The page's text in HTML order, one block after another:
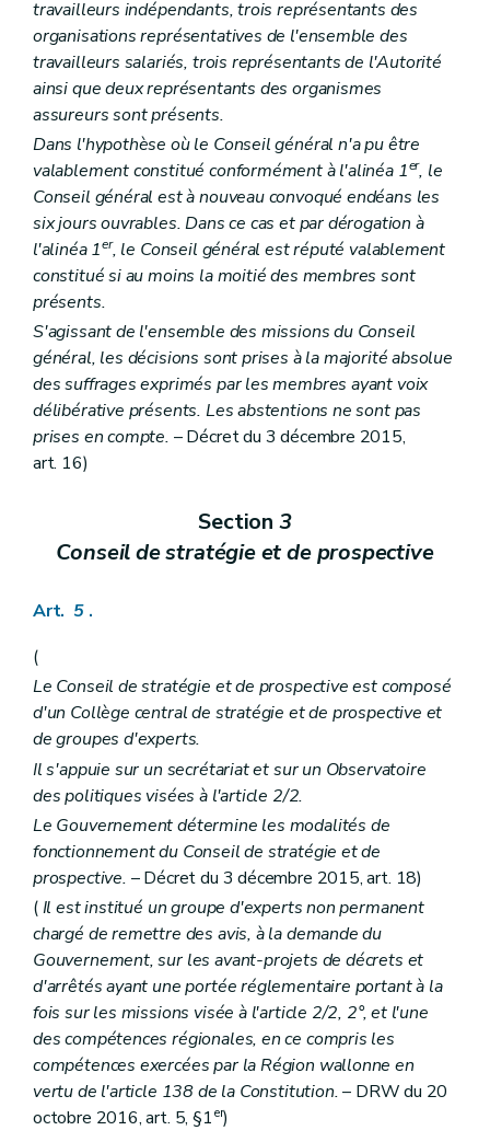
Art. 218/5
Section 5
Subventionnement
Art. 218/6
Art. 218/7
Art. 218/8
Art. 218/9
Art. 218/10
Art. 218/11
Section 6 Évaluation Contrôle - Sanctions
Art. 218/12
Art. 218/13
Art. 218/14
Art. 218/15
Art. 218/16
Chapitre III Fédérations de centres de planning familial
Art. 218/19
Chapitre IV
Dispositions transitoires
Art. 218/20
Art. 218/21
Art. 218/22
Activités des services
Art. 220
Art. 221
Art. 225
Art. 226
Art. 227
Art. 228
Art. 229
Art. 230
Art. 231
Art. 232
Art. 233
Art. 234
Section 2 Procédure d'octroi
Art. 235
Art. 236
Chapitre IV Subventionnement
Section 1 re
Conditions de subventionnement
Art. 237
Art. 238
Art. 239
Art. 240
Art. 241
Section 2 Subventions
Art. 242
travailleurs indépendants, trois représentants des
organisations représentatives de l'ensemble des
travailleurs salariés, trois représentants de l'Autorité
ainsi que deux représentants des organismes
assureurs sont présents.
Dans l'hypothèse où le Conseil général n'a pu être
valablement constitué conformément à l'alinéa 1er, le
Conseil général est à nouveau convoqué endéans les
six jours ouvrables. Dans ce cas et par dérogation à
l'alinéa 1er, le Conseil général est réputé valablement
constitué si au moins la moitié des membres sont
présents.
S'agissant de l'ensemble des missions du Conseil
général, les décisions sont prises à la majorité absolue
des suffrages exprimés par les membres ayant voix
délibérative présents. Les abstentions ne sont pas
prises en compte. – Décret du 3 décembre 2015,
art. 16)
Section 3
Conseil de stratégie et de prospective
Art. 5.
(
Le Conseil de stratégie et de prospective est composé
d'un Collège central de stratégie et de prospective et
de groupes d'experts.
Il s'appuie sur un secrétariat et sur un Observatoire
des politiques visées à l'article 2/2.
Le Gouvernement détermine les modalités de
fonctionnement du Conseil de stratégie et de
prospective. – Décret du 3 décembre 2015, art. 18)
(Il est institué un groupe d'experts non permanent
chargé de remettre des avis, à la demande du
Gouvernement, sur les avant-projets de décrets et
d'arrêtés ayant une portée réglementaire portant à la
fois sur les missions visée à l'article 2/2, 2°, et l'une
des compétences régionales, en ce compris les
compétences exercées par la Région wallonne en
vertu de l'article 138 de la Constitution.– DRW du 20
octobre 2016, art. 5, §1er)